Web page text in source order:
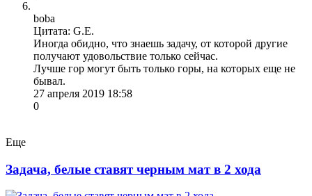
boba
Цитата: G.E.
Иногда обидно, что знаешь задачу, от которой другие
получают удовольствие только сейчас.
Лучше гор могут быть только горы, на которых еще не
бывал.
27 апреля 2019 18:58
0
Еще
Задача, белые ставят черным мат в 2 хода